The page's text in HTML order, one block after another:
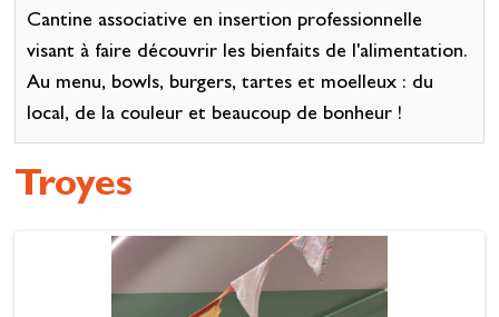
S’inspirer
Cantine associative en insertion professionnelle
visant à faire découvrir les bienfaits de l'alimentation.
Au menu, bowls, burgers, tartes et moelleux : du
local, de la couleur et beaucoup de bonheur !
Troyes